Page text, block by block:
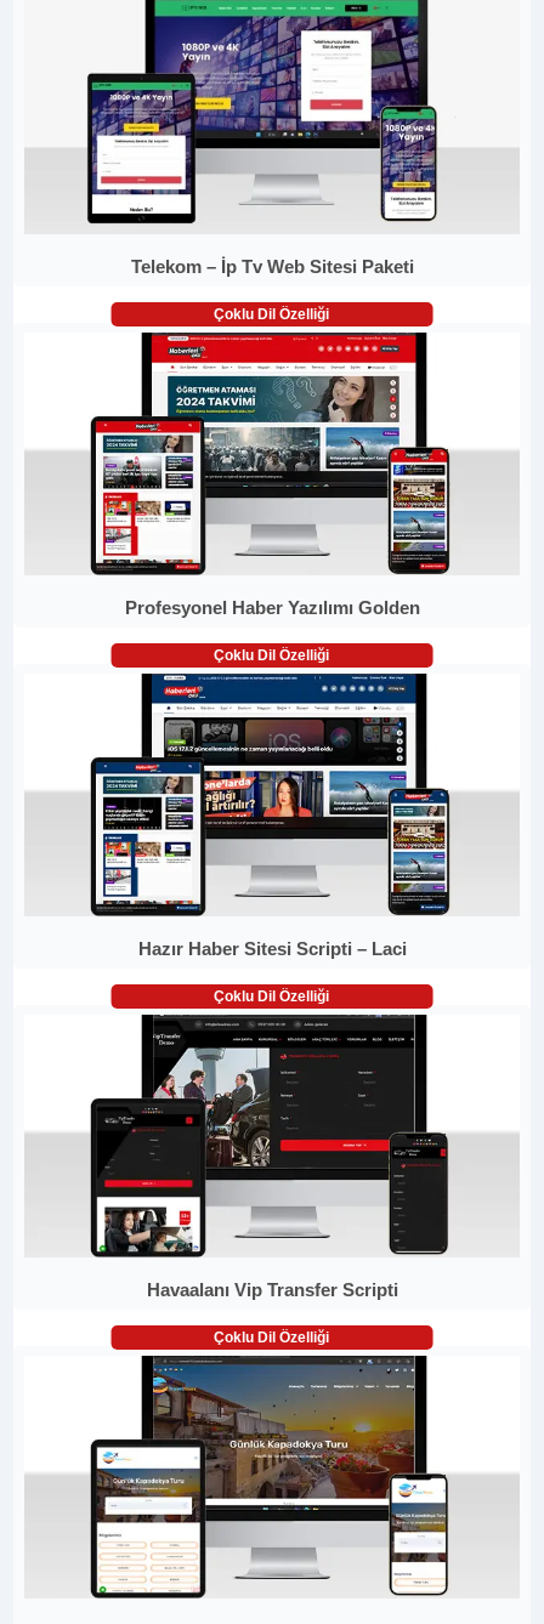
Telekom – İp Tv Web Sitesi Paketi
Çoklu Dil Özelliği
Profesyonel Haber Yazılımı Golden
Çoklu Dil Özelliği
Hazır Haber Sitesi Scripti – Laci
Çoklu Dil Özelliği
Havaalanı Vip Transfer Scripti
Çoklu Dil Özelliği